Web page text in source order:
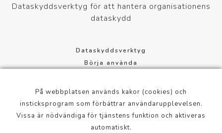
Dataskyddsverktyg för att hantera organisationens
dataskydd
Dataskyddsverktyg
Börja använda
Cookie-inställningar
Användningsvillkor
Mannerheimintie 113, 00280 Helsinki, Finland
På webbplatsen används kakor (cookies) och
insticksprogram som förbättrar användarupplevelsen.
Vissa är nödvändiga för tjänstens funktion och aktiveras
automatiskt.